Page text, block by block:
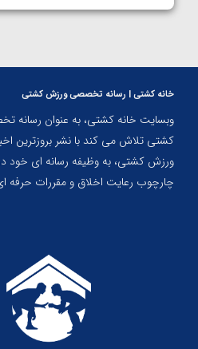
خانه کشتی | رسانه تخصصی ورزش کشتی
وبسایت خانه کشتی، به عنوان
کشتی تلاش می کند با نشر بروزترین
ورزش کشتی، به وظیفه رسانه ای خود
چارچوب رعایت اخلاق و مقررات حرفه